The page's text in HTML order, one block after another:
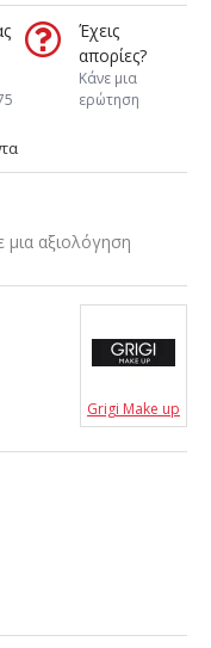
Έχεις
απορίες?
Κάνε μια
ερώτηση
μια αξιολόγηση
Grigi Make up